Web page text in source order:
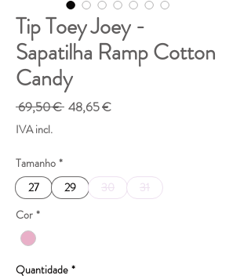
Tip Toey Joey -
Sapatilha Ramp Cotton
Candy
69,50 € Preço
48,65 €Preço
IVA incl.
Tamanho *
27
29 30
31
Cor *
Quantidade *